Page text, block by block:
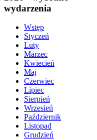
wydarzenia
Wstęp
Styczeń
Luty
Marzec
Kwiecień
Maj
Czerwiec
Lipiec
Sierpień
Wrzesień
Październik
Listopad
Grudzień